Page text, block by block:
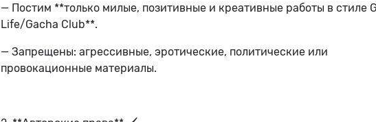
— Постим **только милые, позитивные и креативные работы в стиле
Life/Gacha Club**.
— Запрещены: агрессивные, эротические, политические или
провокационные материалы.